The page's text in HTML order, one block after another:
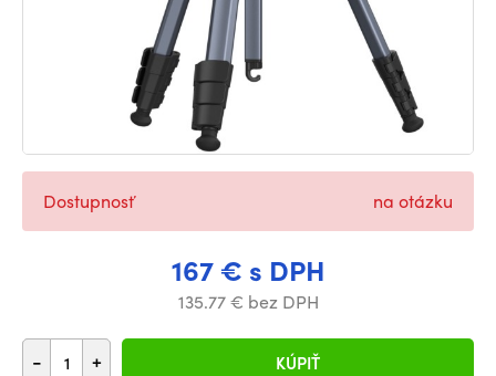
167 € s DPH
135.77 € bez DPH
- + KÚPIŤ
Dostupnosť na otázku